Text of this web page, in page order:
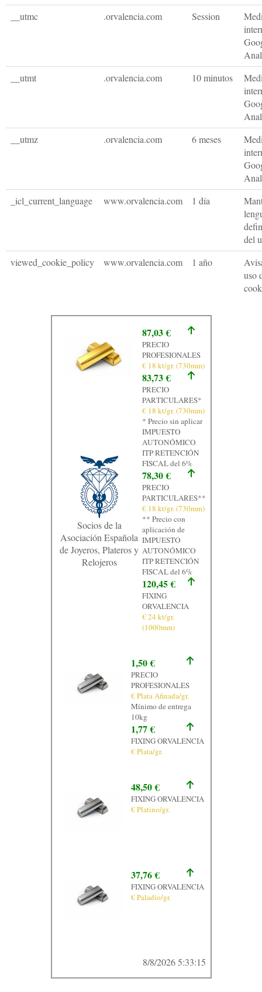
__utmc
.orvalencia.com Session
__utmt
.orvalencia.com 10 minutos
__utmz
.orvalencia.com 6 meses
_icl_current_language
www.orvalencia.com 1 día
del
viewed_cookie_policy
www.orvalencia.com 1 año
uso
Socios de la
Asociación Española
de Joyeros, Plateros y
Relojeros
87,03 €
PRECIO
PROFESIONALES
€ 18 kt/gr. (730mm)
83,73 €
PRECIO
PARTICULARES*
€ 18 kt/gr. (730mm)
* Precio sin aplicar
IMPUESTO
AUTONÓMICO
ITP RETENCIÓN
FISCAL del 6%
78,30 €
PRECIO
PARTICULARES**
€ 18 kt/gr. (730mm)
** Precio con
aplicación de
IMPUESTO
AUTONÓMICO
ITP RETENCIÓN
FISCAL del 6%
120,45 €
FIXING
ORVALENCIA
€ 24 kt/gr.
(1000mm)
1,50 €
PRECIO
PROFESIONALES
€ Plata Afinada/gr.
Mínimo de entrega
10kg
1,77 €
FIXING ORVALENCIA
€ Plata/gr.
48,50 €
FIXING ORVALENCIA
€ Platino/gr.
37,76 €
FIXING ORVALENCIA
€ Paladio/gr.
8/8/2026 5:33:15